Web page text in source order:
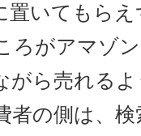
置いてもら
ろがアマゾ
がら売れる
者の側は、